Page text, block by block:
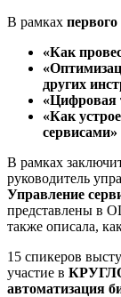
В рамках
«Как
других
«Как
сервисами»
В рамках
руководитель
Управление
представлены в
также описала,
15 спикеров
участие в
автоматизация